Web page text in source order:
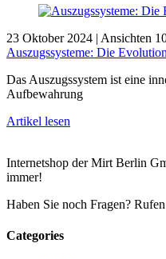
23 Oktober 2024 | Ansichten
Auszugssysteme: Die
Das Auszugssystem ist eine
Aufbewahrung
Artikel lesen
Internetshop der Mirt Berlin
immer!
Haben Sie noch Fragen?
Categories